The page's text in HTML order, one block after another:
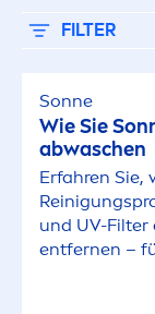
FILTER
Sonne
Wie Sie
abwaschen
Erfahren Sie,
und UV-
entfernen –